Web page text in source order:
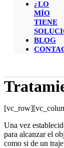
¿LO
MÍO
TIENE
BLOG
Una vez
para alcanzar el
como si de un